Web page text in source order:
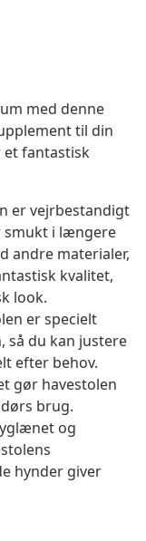
med denne
til din
et fantastisk
er vejrbestandigt
smukt i længere
andre materialer,
kvalitet,
look.
er specielt
så du kan justere
efter behov.
gør havestolen
brug.
og
hynder giver